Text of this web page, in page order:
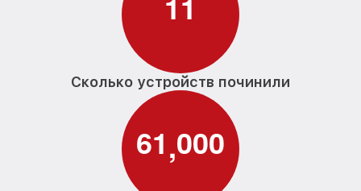
Сколько устройств починили
61,000